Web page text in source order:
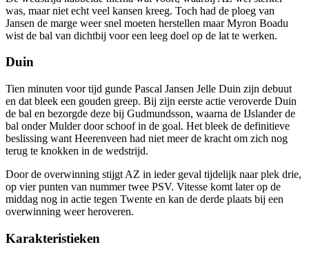
was, maar niet echt veel kansen kreeg. Toch had de ploeg van
Jansen de marge weer snel moeten herstellen maar Myron Boadu
wist de bal van dichtbij voor een leeg doel op de lat te werken.
Duin
Tien minuten voor tijd gunde Pascal Jansen Jelle Duin zijn debuut
en dat bleek een gouden greep. Bij zijn eerste actie veroverde Duin
de bal en bezorgde deze bij Gudmundsson, waarna de IJslander de
bal onder Mulder door schoof in de goal. Het bleek de definitieve
beslissing want Heerenveen had niet meer de kracht om zich nog
terug te knokken in de wedstrijd.
Door de overwinning stijgt AZ in ieder geval tijdelijk naar plek drie,
op vier punten van nummer twee PSV. Vitesse komt later op de
middag nog in actie tegen Twente en kan de derde plaats bij een
overwinning weer heroveren.
Karakteristieken